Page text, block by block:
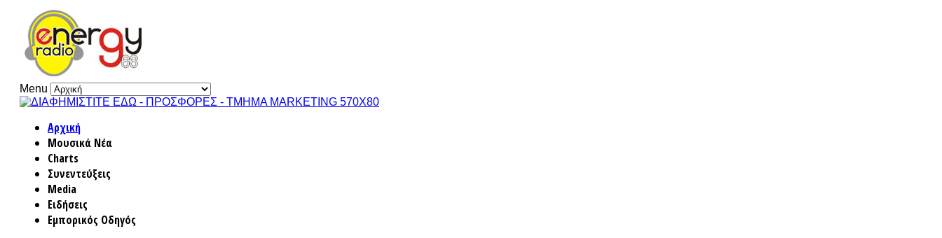
Menu
Αρχική
Μουσικά Νέα
Charts
Συνεντεύξεις
Media
Ειδήσεις
Εμπορικός Οδηγός